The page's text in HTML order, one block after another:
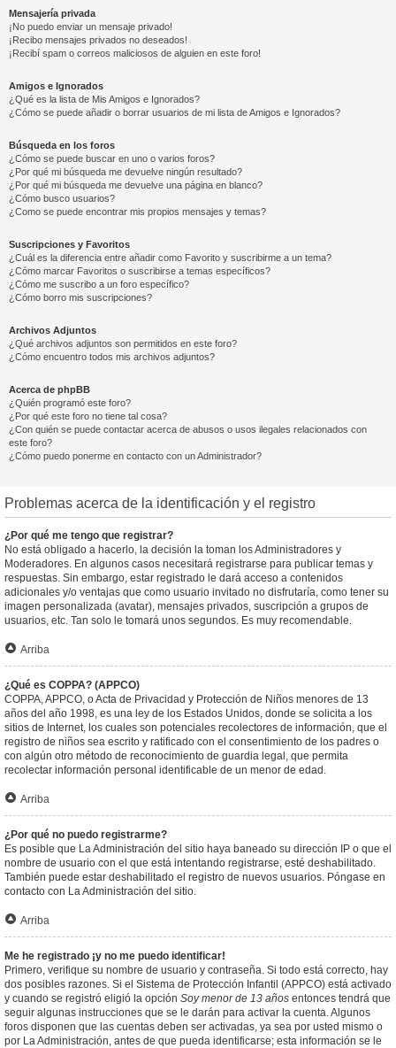
Mensajería privada
¡No puedo enviar un mensaje privado!
¡Recibo mensajes privados no deseados!
¡Recibí spam o correos maliciosos de alguien en este foro!
Amigos e Ignorados
¿Qué es la lista de Mis Amigos e Ignorados?
¿Cómo se puede añadir o borrar usuarios de mi lista de Amigos e Ignorados?
Búsqueda en los foros
¿Cómo se puede buscar en uno o varios foros?
¿Por qué mi búsqueda me devuelve ningún resultado?
¿Por qué mi búsqueda me devuelve una página en blanco?
¿Cómo busco usuarios?
¿Como se puede encontrar mis propios mensajes y temas?
Suscripciones y Favoritos
¿Cuál es la diferencia entre añadir como Favorito y suscribirme a un tema?
¿Cómo marcar Favoritos o suscribirse a temas específicos?
¿Cómo me suscribo a un foro específico?
¿Cómo borro mis suscripciones?
Archivos Adjuntos
¿Qué archivos adjuntos son permitidos en este foro?
¿Cómo encuentro todos mis archivos adjuntos?
Acerca de phpBB
¿Quién programó este foro?
¿Por qué este foro no tiene tal cosa?
¿Con quién se puede contactar acerca de abusos o usos ilegales relacionados con
este foro?
¿Cómo puedo ponerme en contacto con un Administrador?
Problemas acerca de la identificación y el registro
¿Por qué me tengo que registrar?
No está obligado a hacerlo, la decisión la toman los Administradores y
Moderadores. En algunos casos necesitará registrarse para publicar temas y
respuestas. Sin embargo, estar registrado le dará acceso a contenidos
adicionales y/o ventajas que como usuario invitado no disfrutaría, como tener su
imagen personalizada (avatar), mensajes privados, suscripción a grupos de
usuarios, etc. Tan solo le tomará unos segundos. Es muy recomendable.
Arriba
¿Qué es COPPA? (APPCO)
COPPA, APPCO, o Acta de Privacidad y Protección de Niños menores de 13
años del año 1998, es una ley de los Estados Unidos, donde se solicita a los
sitios de Internet, los cuales son potenciales recolectores de información, que el
registro de niños sea escrito y ratificado con el consentimiento de los padres o
con algún otro método de reconocimiento de guardia legal, que permita
recolectar información personal identificable de un menor de edad.
Arriba
¿Por qué no puedo registrarme?
Es posible que La Administración del sitio haya baneado su dirección IP o que el
nombre de usuario con el que está intentando registrarse, esté deshabilitado.
También puede estar deshabilitado el registro de nuevos usuarios. Póngase en
contacto con La Administración del sitio.
Arriba
Me he registrado ¡y no me puedo identificar!
Primero, verifique su nombre de usuario y contraseña. Si todo está correcto, hay
dos posibles razones. Si el Sistema de Protección Infantil (APPCO) está activado
y cuando se registró eligió la opción Soy menor de 13 años entonces tendrá que
seguir algunas instrucciones que se le darán para activar la cuenta. Algunos
foros disponen que las cuentas deben ser activadas, ya sea por usted mismo o
por La Administración, antes de que pueda identificarse; esta información se le